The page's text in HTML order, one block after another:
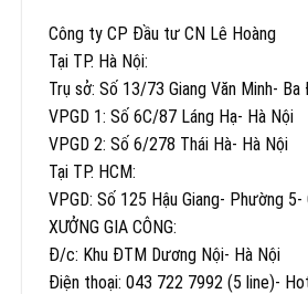
Công ty CP Đầu tư CN Lê Hoàng
Tại TP. Hà Nội:
Trụ sở: Số 13/73 Giang Văn Minh- Ba
VPGD 1: Số 6C/87 Láng Hạ- Hà Nội
VPGD 2: Số 6/278 Thái Hà- Hà Nội
Tại TP. HCM:
VPGD: Số 125 Hậu Giang- Phường 5-
XƯỞNG GIA CÔNG:
Đ/c: Khu ĐTM Dương Nội- Hà Nội
Điện thoại: 043 722 7992 (5 line)-